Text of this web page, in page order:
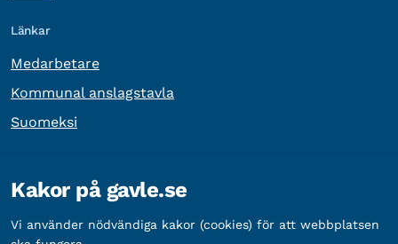
Länkar
Medarbetare
Kommunal anslagstavla
Suomeksi
Organisationsnummer: 212000-2338
Bankgironummer: 5888-2333
Kakor på gavle.se
Vi använder nödvändiga kakor (cookies) för att webbplatsen